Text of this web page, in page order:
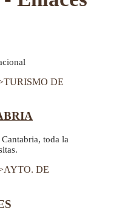
toda la